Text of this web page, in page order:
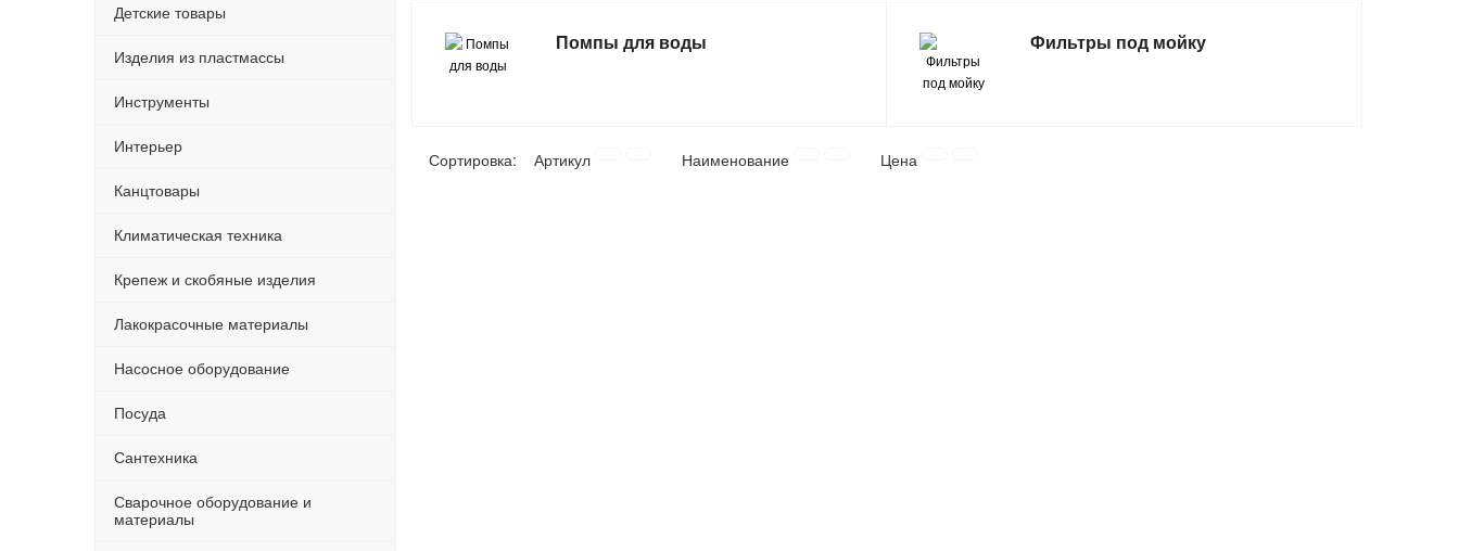
Детские товары
Изделия из пластмассы
Инструменты
Интерьер
Канцтовары
Климатическая техника
Крепеж и скобяные изделия
Лакокрасочные материалы
Насосное оборудование
Посуда
Сантехника
Сварочное оборудование и
материалы
Помпы для воды Фильтры под мойку
Сортировка: Артикул Наименование Цена